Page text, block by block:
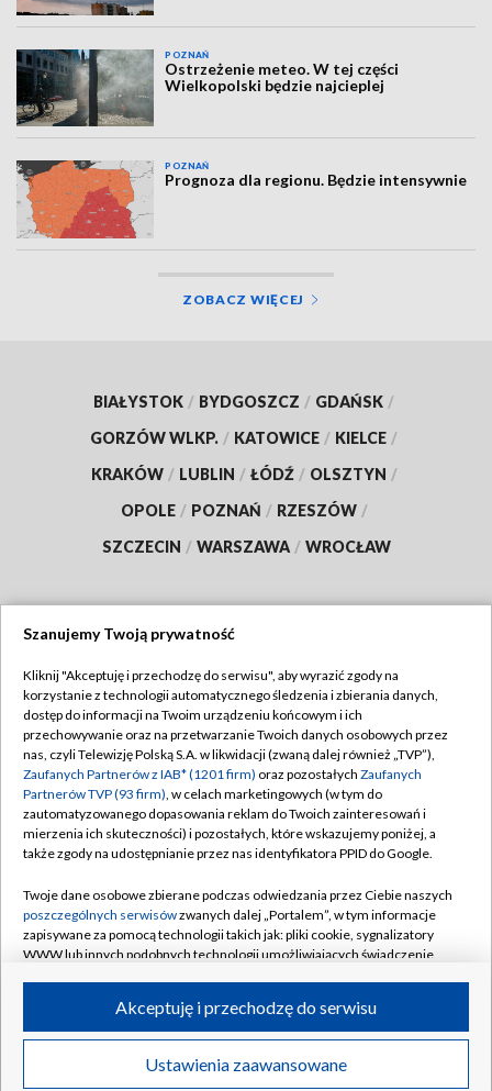
POZNAŃ
Ostrzeżenie meteo. W tej części
Wielkopolski będzie najcieplej
POZNAŃ
Prognoza dla regionu. Będzie intensywnie
ZOBACZ WIĘCEJ
BIAŁYSTOK / BYDGOSZCZ / GDAŃSK /
GORZÓW WLKP. / KATOWICE / KIELCE /
KRAKÓW / LUBLIN / ŁÓDŹ / OLSZTYN /
OPOLE / POZNAŃ / RZESZÓW /
SZCZECIN / WARSZAWA / WROCŁAW
TVP
Abonament TVP
Emisja w TVP
Centrum informacji TVP
Naziemna Telewizja Cyfrowa
Rada Programowa
System NOS
Informacje o nadawcy
Program dla prasy
Regulamin TVP
Polityka prywatności
Moje zgody
Pomoc
Kontakt
Kanały
©2026 Telewizja Polska S.A. w likwidacji
Szanujemy Twoją prywatność
Kliknij "Akceptuję i przechodzę do serwisu", aby wyrazić zgody na
korzystanie z technologii automatycznego śledzenia i zbierania danych,
dostęp do informacji na Twoim urządzeniu końcowym i ich
przechowywanie oraz na przetwarzanie Twoich danych osobowych przez
nas, czyli Telewizję Polską S.A. w likwidacji (zwaną dalej również „TVP”),
Zaufanych Partnerów z IAB* (1201 firm) oraz pozostałych Zaufanych
Partnerów TVP (93 firm), w celach marketingowych (w tym do
zautomatyzowanego dopasowania reklam do Twoich zainteresowań i
mierzenia ich skuteczności) i pozostałych, które wskazujemy poniżej, a
także zgody na udostępnianie przez nas identyfikatora PPID do Google.
Twoje dane osobowe zbierane podczas odwiedzania przez Ciebie naszych
poszczególnych serwisówzwanych dalej „Portalem”, w tym informacje
zapisywane za pomocą technologii takich jak: pliki cookie, sygnalizatory
WWW lub innych podobnych technologii umożliwiających świadczenie
ruchu w Internecie.
Twoje dane osobowe zbierane podczas odwiedzania przez Ciebie
poszczególnych serwisówna Portalu, takie jak adresy IP, identyfikatory
Ustawienia zaawansowane
Akceptuję i przechodzę do serwisu